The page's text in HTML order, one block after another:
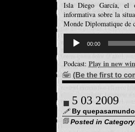
Isla Diego García, el
informativa sobre la
Monde Diplomatique de
d'àudio
00:00
Podcast: Play in new
(Be the first to
5 03 2009
By
Posted in